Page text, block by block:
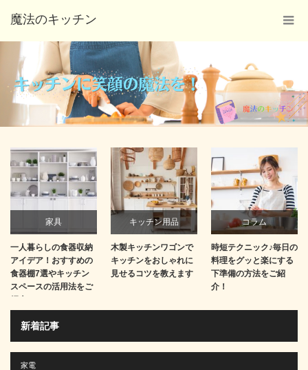
家具
一人暮らしの食器収納
アイデア！おすすめの
食器棚7選やキッチン
スペースの活用法をご
紹介！
キッチン用品
木製キッチンワゴンで
キッチンをおしゃれに
見せるコツを教えます
コラム
時短テクニック♪毎日の
料理をグッと楽にする
下準備の方法をご紹
介！
新着記事
家電